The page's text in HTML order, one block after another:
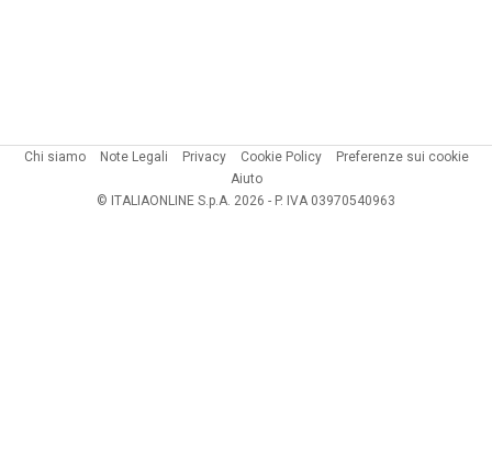
Chi siamo Note Legali Privacy Cookie Policy
Preferenze sui cookie
Aiuto
© ITALIAONLINE S.p.A. 2026 - P. IVA 03970540963